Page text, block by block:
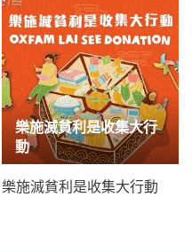
樂施滅貧利是收集大行
動
樂施滅貧利是收集大行動